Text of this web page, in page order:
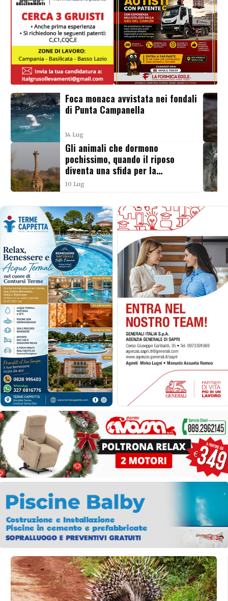
Foca monaca avvistata nei fondali
di Punta Campanella
14 Lug
Gli animali che dormono
pochissimo, quando il riposo
diventa una sfida per la
sopravvivenza
10 Lug